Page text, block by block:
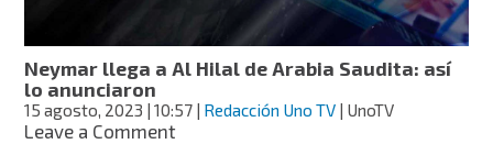
Pelé
Neymar llega a Al Hilal de Arabia Saudita: así
lo anunciaron
15 agosto, 2023 | 10:57 | Redacción Uno TV | UnoTV
Leave a Commenton